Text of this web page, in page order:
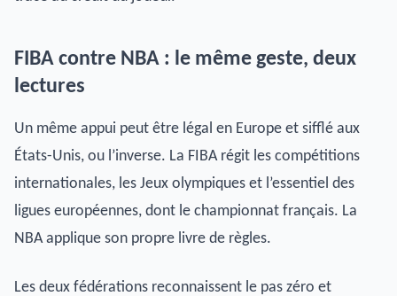
FIBA contre NBA : le même geste, deux
lectures
Un même appui peut être légal en Europe et sifflé aux
États-Unis, ou l’inverse. La FIBA régit les compétitions
internationales, les Jeux olympiques et l’essentiel des
ligues européennes, dont le championnat français. La
NBA applique son propre livre de règles.
Les deux fédérations reconnaissent le pas zéro et